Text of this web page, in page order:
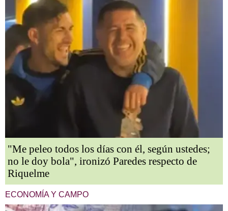
"Me peleo todos los días con él, según ustedes;
no le doy bola", ironizó Paredes respecto de
Riquelme
ECONOMÍA Y CAMPO